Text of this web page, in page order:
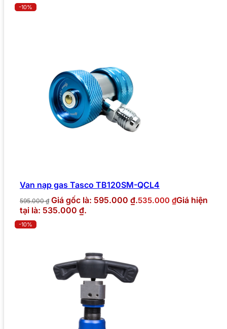
-10%
Van nạp gas Tasco TB120SM-QCL4
595.000₫ Giá gốc là: 595.000 ₫.535.000 ₫Giá hiện
tại là: 535.000 ₫.
-10%